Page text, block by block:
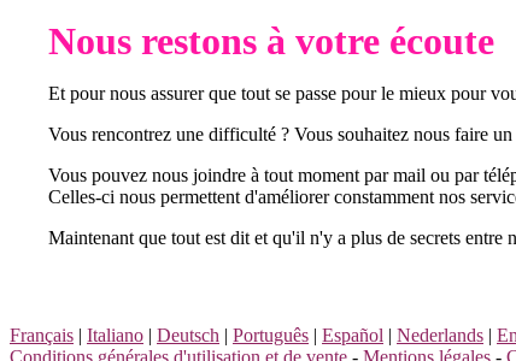
Nous restons à votre écoute
Et pour nous assurer que tout se passe pour le mieux pour
Vous rencontrez une difficulté ? Vous souhaitez nous faire
Vous pouvez nous joindre à tout moment par mail ou par
Celles-ci nous permettent d'améliorer constamment nos
Maintenant que tout est dit et qu'il n'y a plus de secrets entre
Français | Italiano | Deutsch | Português | Español | Nederlands |
Conditions générales d'utilisation et de vente - Mentions légales -